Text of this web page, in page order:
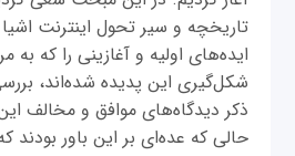
تاریخچه و سیر تحول اینترنت
ایده‌های اولیه و آغازینی را که به
شکل‌گیری این پدیده شده‌اند،
ذکر دیدگاه‌های موافق و مخالف
حالی که عده‌ای بر این باور بودند